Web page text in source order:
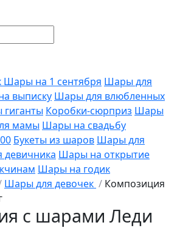
Шары на 1 сентября Шары для
выписку Шары для влюбленных
Коробки-сюрприз Шары
мамы Шары на свадьбу
Букеты из шаров Шары для
Шары на открытие
Шары на годик
Шары для девочек / Композиция
с шарами Леди